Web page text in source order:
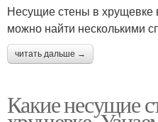
Несущие стены в хрущевке
можно найти несколькими
читать дальше →
Какие несущие